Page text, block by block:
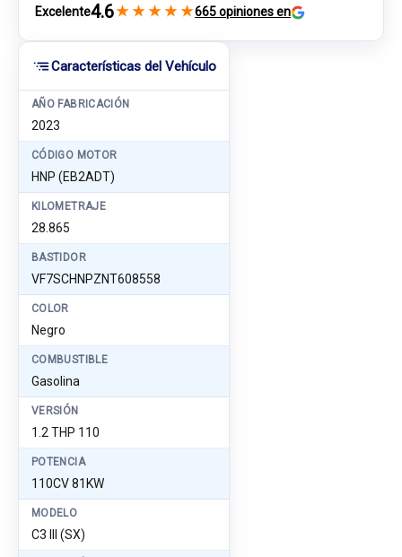
Características del Vehículo
AÑO FABRICACIÓN
2023
CÓDIGO MOTOR
HNP (EB2ADT)
KILOMETRAJE
28.865
BASTIDOR
VF7SCHNPZNT608558
COLOR
Negro
COMBUSTIBLE
Gasolina
VERSIÓN
1.2 THP 110
POTENCIA
110CV 81KW
MODELO
C3 III (SX)
Excelente4.6★ ★ ★ ★ ★665 opiniones en